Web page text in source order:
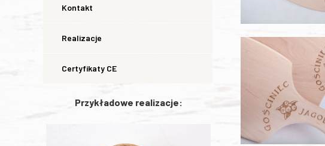
Kontakt
Realizacje
Certyfikaty CE
Przykładowe realizacje: